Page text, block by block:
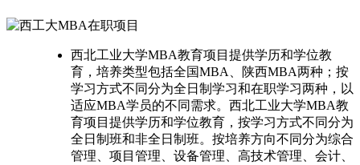
西北工业大学MBA教育项目提供学历和学位教
育，培养类型包括全国MBA、陕西MBA两种；按
学习方式不同分为全日制学习和在职学习两种，以
适应MBA学员的不同需求。西北工业大学MBA教
育项目提供学历和学位教育，按学习方式不同分为
全日制班和非全日制班。按培养方向不同分为综合
管理、项目管理、设备管理、高技术管理、会计、